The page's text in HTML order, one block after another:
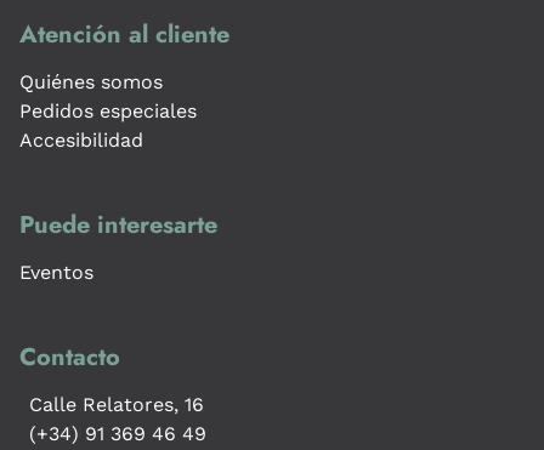
Atención al cliente
Quiénes somos
Pedidos especiales
Accesibilidad
Puede interesarte
Eventos
Contacto
Calle Relatores, 16
(+34) 91 369 46 49